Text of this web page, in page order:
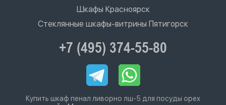
Шкафы Красноярск
Стеклянные шкафы-витрины Пятигорск
+7 (495) 374-55-80
Купить шкаф пенал ливорно лш-5 для посуды орех